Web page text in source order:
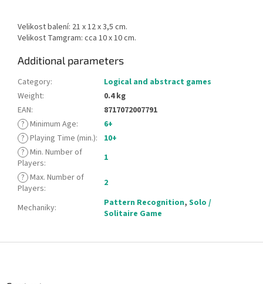
Velikostbalení: 21 x12x 3,5 cm.
Velikost Tamgram: cca 10x 10 cm.
Additional parameters
Category:
Logical and abstract games
Weight:
0.4 kg
EAN:
8717072007791
? Minimum Age:
6+
? Playing Time (min.):
10+
? Min. Number of
Players:
1
? Max. Number of
Players: 2
Mechaniky: Pattern Recognition, Solo /
Solitaire Game